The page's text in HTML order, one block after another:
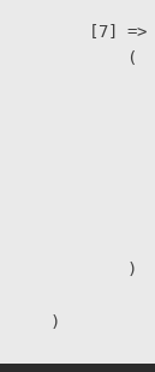
[7] =>
        (
        )